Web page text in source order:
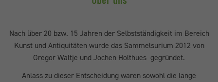
Nach über 20 bzw. 15 Jahren der Selbstständigkeit im Bereich
Kunst und Antiquitäten wurde das Sammelsurium 2012 von
Gregor Waltje und Jochen Holthues gegründet.
Anlass zu dieser Entscheidung waren sowohl die lange